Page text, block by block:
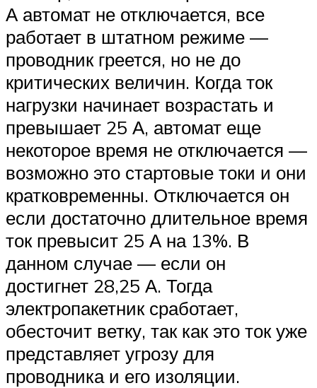
А автомат не отключается, все
работает в штатном режиме —
проводник греется, но не до
критических величин. Когда ток
нагрузки начинает возрастать и
превышает 25 А, автомат еще
некоторое время не отключается —
возможно это стартовые токи и они
кратковременны. Отключается он
если достаточно длительное время
ток превысит 25 А на 13%. В
данном случае — если он
достигнет 28,25 А. Тогда
электропакетник сработает,
обесточит ветку, так как это ток уже
представляет угрозу для
проводника и его изоляции.